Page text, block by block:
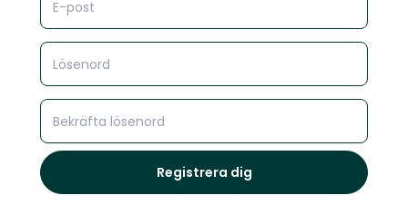
Registrera dig